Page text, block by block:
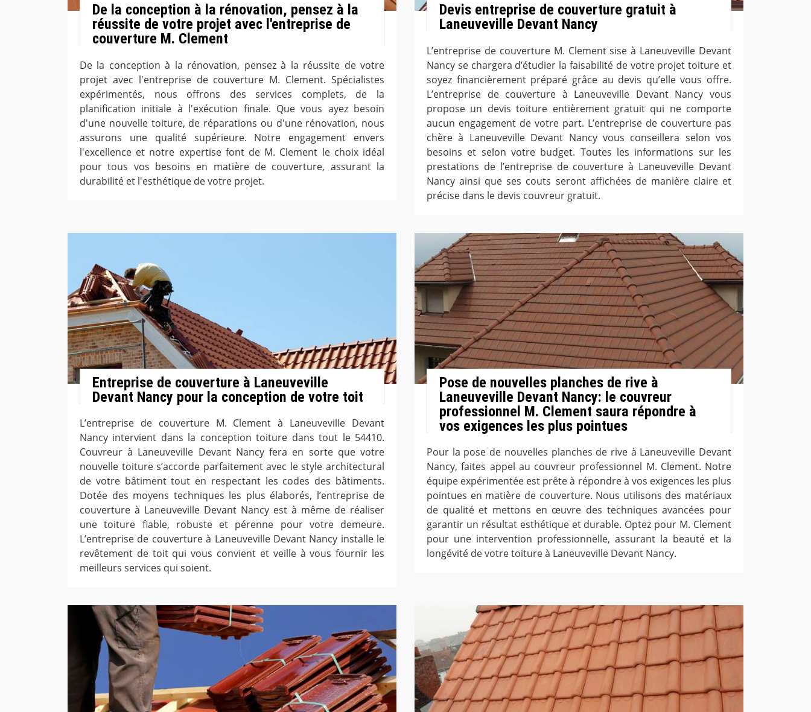
De la conception à la rénovation, pensez à la
réussite de votre projet avec l'entreprise de
couverture M. Clement
De la conception à la rénovation, pensez à la réussite de votre
projet avec l'entreprise de couverture M. Clement. Spécialistes
expérimentés, nous offrons des services complets, de la
planification initiale à l'exécution finale. Que vous ayez besoin
d'une nouvelle toiture, de réparations ou d'une rénovation, nous
assurons une qualité supérieure. Notre engagement envers
l'excellence et notre expertise font de M. Clement le choix idéal
pour tous vos besoins en matière de couverture, assurant la
durabilité et l'esthétique de votre projet.
Devis entreprise de couverture gratuit à
Laneuveville Devant Nancy
L’entreprise de couverture M. Clement sise à Laneuveville Devant
Nancy se chargera d’étudier la faisabilité de votre projet toiture et
soyez financièrement préparé grâce au devis qu’elle vous offre.
L’entreprise de couverture à Laneuveville Devant Nancy vous
propose un devis toiture entièrement gratuit qui ne comporte
aucun engagement de votre part. L’entreprise de couverture pas
chère à Laneuveville Devant Nancy vous conseillera selon vos
besoins et selon votre budget. Toutes les informations sur les
prestations de l’entreprise de couverture à Laneuveville Devant
Nancy ainsi que ses couts seront affichées de manière claire et
précise dans le devis couvreur gratuit.
Entreprise de couverture à Laneuveville
Devant Nancy pour la conception de votre toit
L’entreprise de couverture M. Clement à Laneuveville Devant
Nancy intervient dans la conception toiture dans tout le 54410.
Couvreur à Laneuveville Devant Nancy fera en sorte que votre
nouvelle toiture s’accorde parfaitement avec le style architectural
de votre bâtiment tout en respectant les codes des bâtiments.
Dotée des moyens techniques les plus élaborés, l’entreprise de
couverture à Laneuveville Devant Nancy est à même de réaliser
une toiture fiable, robuste et pérenne pour votre demeure.
L’entreprise de couverture à Laneuveville Devant Nancy installe le
revêtement de toit qui vous convient et veille à vous fournir les
meilleurs services qui soient.
Pose de nouvelles planches de rive à
Laneuveville Devant Nancy: le couvreur
professionnel M. Clement saura répondre à
vos exigences les plus pointues
Pour la pose de nouvelles planches de rive à Laneuveville Devant
Nancy, faites appel au couvreur professionnel M. Clement. Notre
équipe expérimentée est prête à répondre à vos exigences les plus
pointues en matière de couverture. Nous utilisons des matériaux
de qualité et mettons en œuvre des techniques avancées pour
garantir un résultat esthétique et durable. Optez pour M. Clement
pour une intervention professionnelle, assurant la beauté et la
longévité de votre toiture à Laneuveville Devant Nancy.